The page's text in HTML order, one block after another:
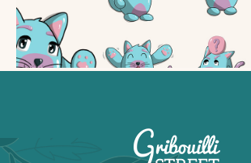
Mascotte chat façon doodle